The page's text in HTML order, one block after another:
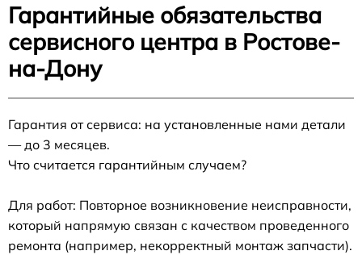
Гарантийные обязательства
сервисного центра в Ростове-
на-Дону
Гарантия от сервиса: на установленные нами детали
— до 3 месяцев.
Что считается гарантийным случаем?
Для работ: Повторное возникновение неисправности,
который напрямую связан с качеством проведенного
ремонта (например, некорректный монтаж запчасти).